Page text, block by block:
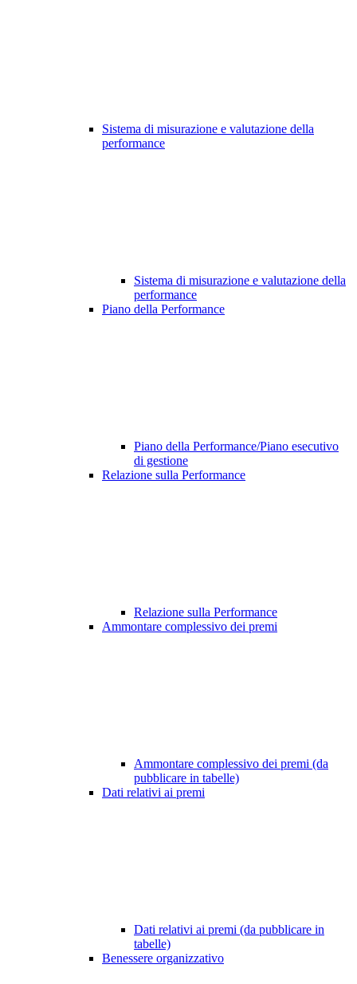
Sistema di misurazione e valutazione della
performance
Sistema di misurazione e valutazione della
performance
Piano della Performance
Piano della Performance/Piano esecutivo
di gestione
Relazione sulla Performance
Relazione sulla Performance
Ammontare complessivo dei premi
Ammontare complessivo dei premi (da
pubblicare in tabelle)
Dati relativi ai premi
Dati relativi ai premi (da pubblicare in
tabelle)
Benessere organizzativo